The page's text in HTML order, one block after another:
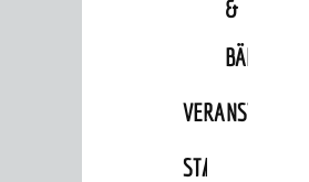
&
BÄDER
STADTHALLE
ROLF-
Personalrat / JAV
Zensus 2022